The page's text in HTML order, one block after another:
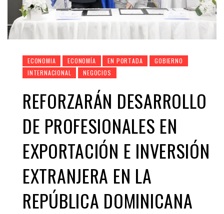
ECONOMIA ECONOMÍA EN PORTADA
GOBIERNO
INTERNACIONAL
NEGOCIOS
REFORZARÁN DESARROLLO
DE PROFESIONALES EN
EXPORTACIÓN E INVERSIÓN
EXTRANJERA EN LA
REPÚBLICA DOMINICANA